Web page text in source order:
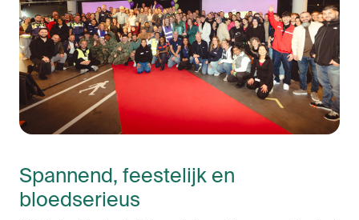
Spannend, feestelijk en
bloedserieus